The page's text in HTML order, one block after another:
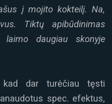
į mojito kokteilį. Na,
Tiktų apibūdinimas
laimo daugiau skonyje
dar turėčiau tęsti
spec. efektus,